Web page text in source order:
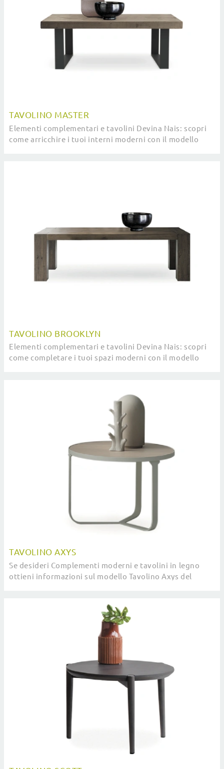
TAVOLINO MASTER
Elementi complementari e tavolini Devina Nais: scopri
come arricchire i tuoi interni moderni con il modello
TAVOLINO BROOKLYN
Elementi complementari e tavolini Devina Nais: scopri
come completare i tuoi spazi moderni con il modello
TAVOLINO AXYS
Se desideri Complementi moderni e tavolini in legno
ottieni informazioni sul modello Tavolino Axys del